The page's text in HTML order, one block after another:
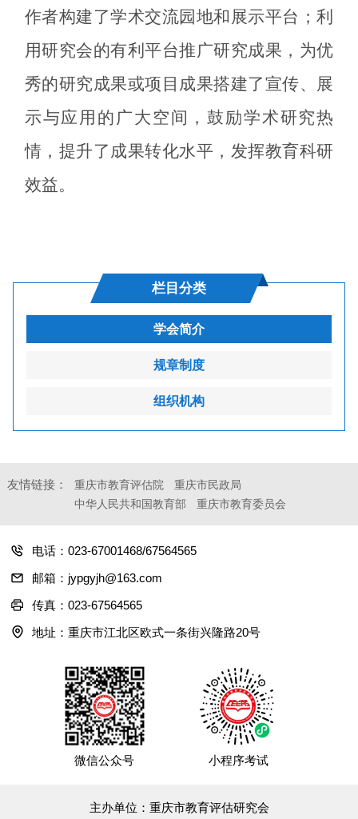
作者构建了学术交流园地和展示平台；利
用研究会的有利平台推广研究成果，为优
秀的研究成果或项目成果搭建了宣传、展
示与应用的广大空间，鼓励学术研究热
情，提升了成果转化水平，发挥教育科研
效益。
栏目分类
学会简介
规章制度
组织机构
友情链接： 重庆市教育评估院
重庆市民政局
中华人民共和国教育部
重庆市教育委员会
电话：023-67001468/67564565
邮箱：jypgyjh@163.com
传真：023-67564565
地址：重庆市江北区欧式一条街兴隆路20号
微信公众号 小程序考试
主办单位：重庆市教育评估研究会